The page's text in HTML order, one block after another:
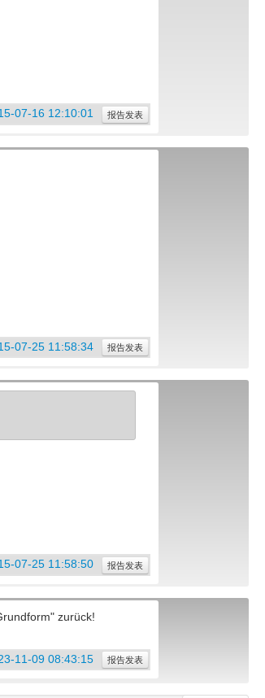
07-16 12:10:01 报告发表
07-25 11:58:34 报告发表
07-25 11:58:50 报告发表
zurück!
11-09 08:43:15 报告发表